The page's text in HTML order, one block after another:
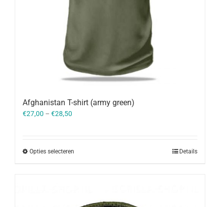
Afghanistan T-shirt (army green)
€27,00 – €28,50
Opties selecteren Details